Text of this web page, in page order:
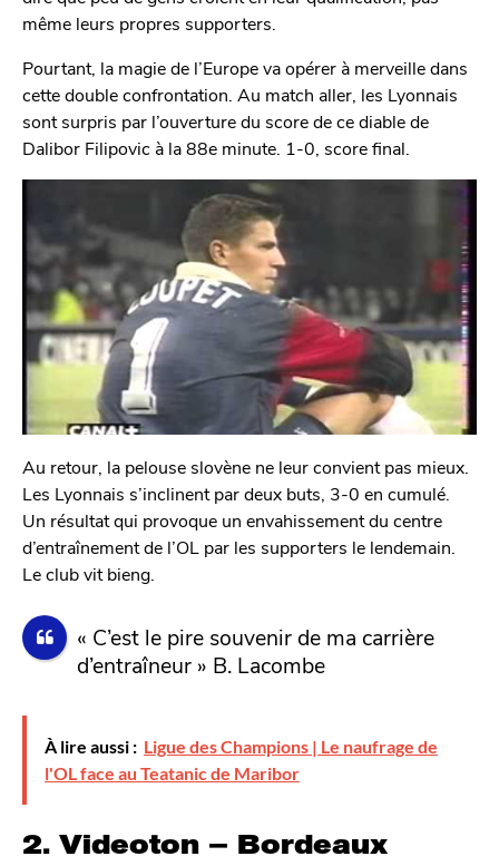
même leurs propres supporters.
Pourtant, la magie de l’Europe va opérer à merveille dans
cette double confrontation. Au match aller, les Lyonnais
sont surpris par l’ouverture du score de ce diable de
Dalibor Filipovic à la 88e minute. 1-0, score final.
Au retour, la pelouse slovène ne leur convient pas mieux.
Les Lyonnais s’inclinent par deux buts, 3-0 en cumulé.
Un résultat qui provoque un envahissement du centre
d’entraînement de l’OL par les supporters le lendemain.
Le club vit bieng.
« C’est le pire souvenir de ma carrière
d’entraîneur » B. Lacombe
À lire aussi : Ligue des Champions | Le naufrage de
l'OL face au Teatanic de Maribor
2. Videoton – Bordeaux